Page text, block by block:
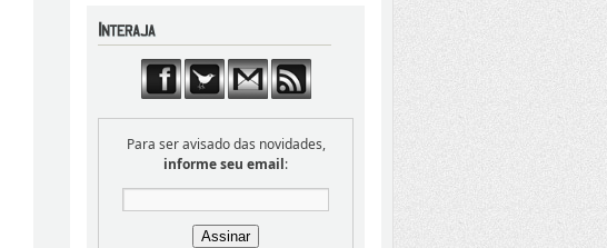
Para ser avisado das novidades,
informe seu email: